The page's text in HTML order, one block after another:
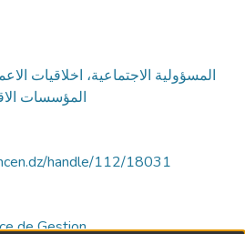
المؤسسات
handle/112/18031
de Gestion